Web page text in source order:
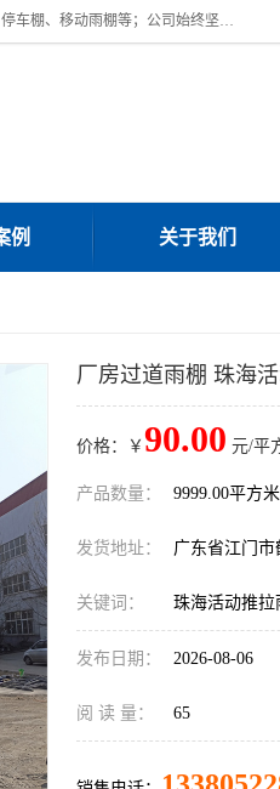
广东鼎新钢结构工程有限公司是一家制作大型电动雨棚厂家;主营：电动推拉雨棚、厂房过道雨棚、电动伸缩雨棚、停车棚、移动雨棚等；公司始终坚持结构创新,品质优越,美观形象,且售后服务好。公司充分吸纳当今休闲用品的前端技术和风格,为您带来质价相宜,时尚典雅的各种户外用品,
例 关于我们
厂房过道雨棚 珠海
价格：￥ 90.00 元/平
产品数量： 9999.00平方米
发货地址： 广东省江门市
关键词： 珠海活动推拉
发布日期： 2026-08-06
阅 读 量： 65